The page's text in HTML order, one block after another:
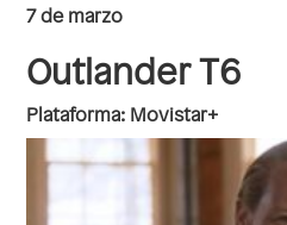
7 de marzo
Outlander T6
Plataforma: Movistar+